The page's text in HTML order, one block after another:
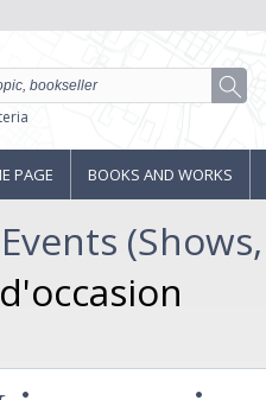
PAGE BOOKS AND WORKS
Events